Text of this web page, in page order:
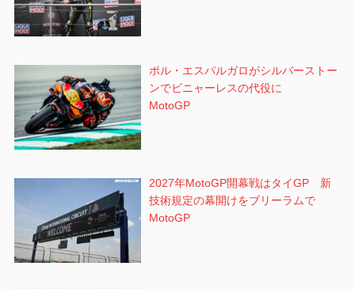
ポル・エスパルガロがシルバーストー
ンでビニャーレスの代役に
MotoGP
2027年MotoGP開幕戦はタイGP 新
技術規定の幕開けをブリーラムで
MotoGP